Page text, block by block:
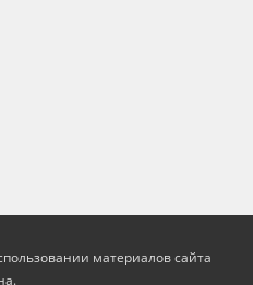
материалов сайта